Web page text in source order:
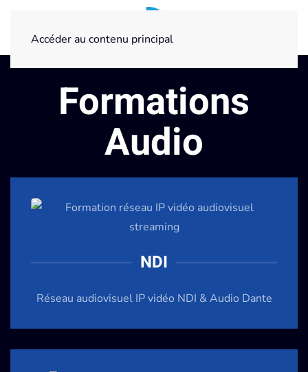
Accéder au contenu principal
Formations
Audio
NDI
Réseau audiovisuel IP vidéo NDI & Audio Dante